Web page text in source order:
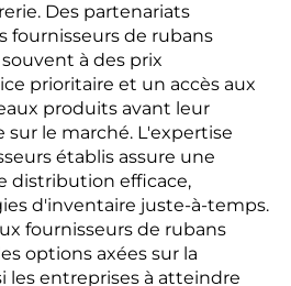
Des partenariats
fournisseurs de rubans
à des prix
prioritaire et un accès aux
produits avant leur
le marché. L'expertise
établis assure une
distribution efficace,
d'inventaire juste-à-temps.
fournisseurs de rubans
options axées sur la
les entreprises à atteindre